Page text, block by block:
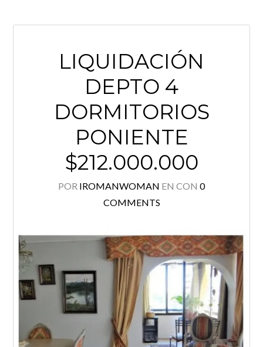
LIQUIDACIÓN
DEPTO 4
DORMITORIOS
PONIENTE
$212.000.000
POR IROMANWOMAN EN CON 0
COMMENTS